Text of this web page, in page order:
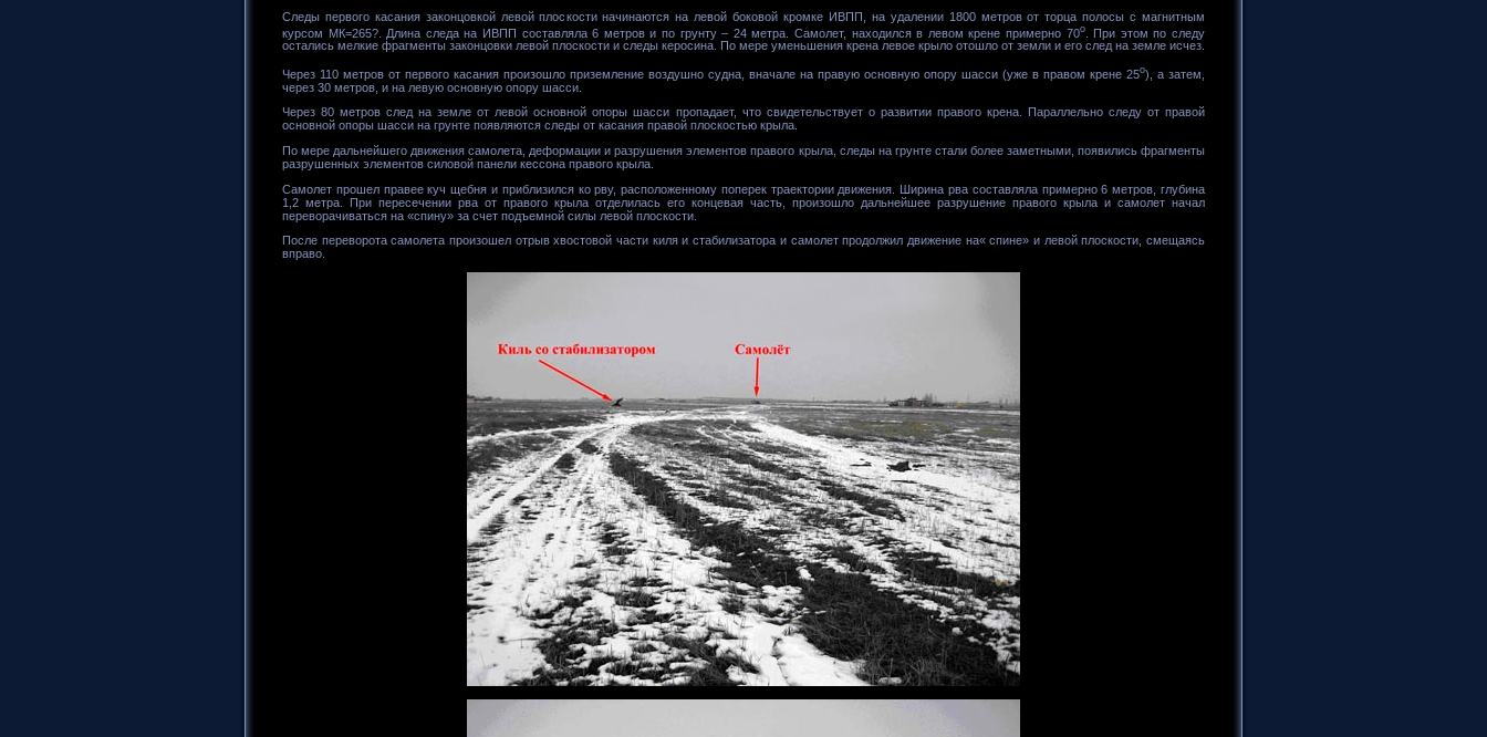
Следы первого касания законцовкой левой плоскости начинаются на левой боковой кромке ИВПП, на удалении 1800 метров от торца полосы с магнитным
курсом МК=265?. Длина следа на ИВПП составляла 6 метров и по грунту – 24 метра. Самолет, находился в левом крене примерно 70о. При этом по следу
остались мелкие фрагменты законцовки левой плоскости и следы керосина. По мере уменьшения крена левое крыло отошло от земли и его след на земле исчез.
Через 110 метров от первого касания произошло приземление воздушно судна, вначале на правую основную опору шасси (уже в правом крене 25о), а затем,
через 30 метров, и на левую основную опору шасси.
Через 80 метров след на земле от левой основной опоры шасси пропадает, что свидетельствует о развитии правого крена. Параллельно следу от правой
основной опоры шасси на грунте появляются следы от касания правой плоскостью крыла.
По мере дальнейшего движения самолета, деформации и разрушения элементов правого крыла, следы на грунте стали более заметными, появились фрагменты
разрушенных элементов силовой панели кессона правого крыла.
Самолет прошел правее куч щебня и приблизился ко рву, расположенному поперек траектории движения. Ширина рва составляла примерно 6 метров, глубина
1,2 метра. При пересечении рва от правого крыла отделилась его концевая часть, произошло дальнейшее разрушение правого крыла и самолет начал
переворачиваться на «спину» за счет подъемной силы левой плоскости.
После переворота самолета произошел отрыв хвостовой части киля и стабилизатора и самолет продолжил движение на« спине» и левой плоскости, смещаясь
вправо.